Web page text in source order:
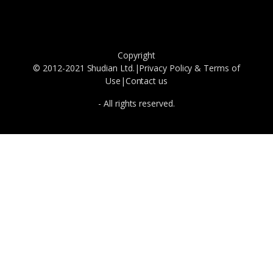
Copyright
© 2012-2021 Shudian Ltd.|Privacy Policy & Terms of
Use |Contact us
- All rights reserved.